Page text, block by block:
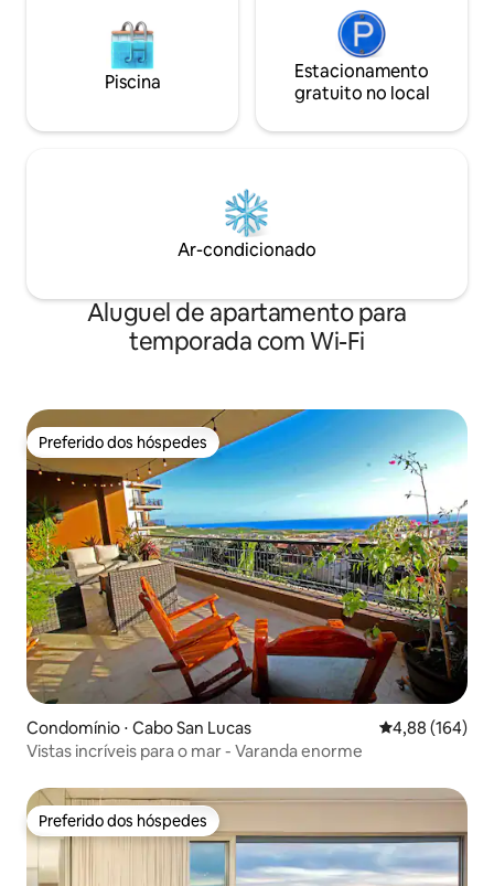
Piscina
Estacionamento
gratuito no local
Ar-condicionado
Aluguel de apartamento para
temporada com Wi-Fi
Preferido dos hóspedes
Preferido dos hóspedes
Condomínio ⋅ Cabo San Lucas 4,88 de uma
4,88 (164)
Vistas incríveis para o mar - Varanda enorme
Preferido dos hóspedes
Preferido dos hóspedes